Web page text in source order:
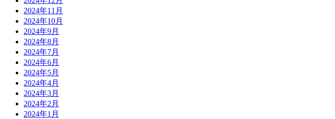
2024年11月
2024年10月
2024年9月
2024年8月
2024年7月
2024年6月
2024年5月
2024年4月
2024年3月
2024年2月
2024年1月